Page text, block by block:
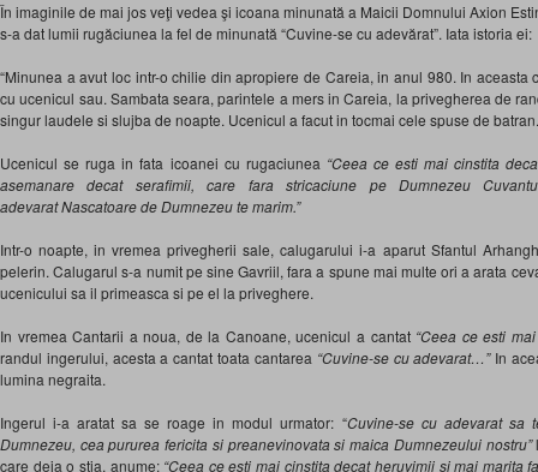
În imaginile de mai jos veţi vedea şi icoana minunată a Maicii Domnului Axion
s-a dat lumii rugăciunea la fel de minunată “Cuvine-se cu adevărat”. Iata istoria ei:
“Minunea a avut loc intr-o chilie din apropiere de Careia, in anul 980. In
cu ucenicul sau. Sambata seara, parintele a mers in Careia, la privegherea de
singur laudele si slujba de noapte. Ucenicul a facut in tocmai cele spuse de batran.
Ucenicul se ruga in fata icoanei cu rugaciunea “Ceea ce esti mai cinstita
asemanare decat serafimii, care fara stricaciune pe Dumnezeu
adevarat Nascatoare de Dumnezeu te marim.”
Intr-o noapte, in vremea privegherii sale, calugarului i-a aparut Sfantul
pelerin. Calugarul s-a numit pe sine Gavriil, fara a spune mai multe ori a arata
ucenicului sa il primeasca si pe el la priveghere.
In vremea Cantarii a noua, de la Canoane, ucenicul a cantat “Ceea ce esti mai
randul ingerului, acesta a cantat toata cantarea “Cuvine-se cu adevarat…”In
lumina negraita.
Ingerul i-a aratat sa se roage in modul urmator: “Cuvine-se cu adevarat sa
Dumnezeu, cea pururea fericita si preanevinovata si maica Dumnezeului nostru”
care deja o stia, anume: “Ceea ce esti mai cinstita decat heruvimii si mai marita